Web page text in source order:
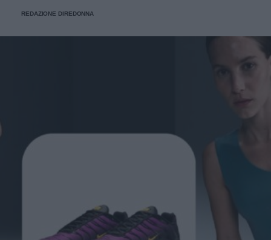
REDAZIONE DIREDONNA